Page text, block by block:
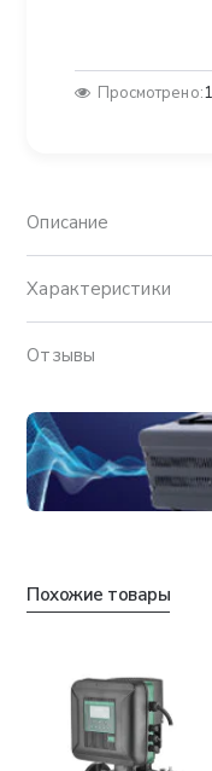
Просмотрено:
Описание
Характеристики
Отзывы
Похожие товары